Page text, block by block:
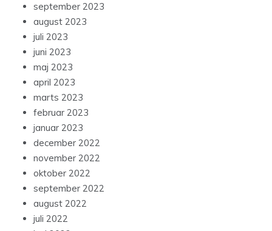
september 2023
august 2023
juli 2023
juni 2023
maj 2023
april 2023
marts 2023
februar 2023
januar 2023
december 2022
november 2022
oktober 2022
september 2022
august 2022
juli 2022